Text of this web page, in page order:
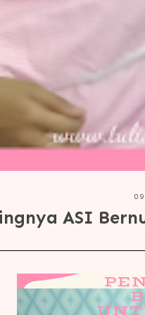
ASI